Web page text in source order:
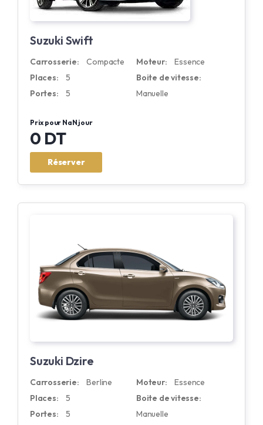
Suzuki Swift
Carrosserie:
Compacte
Places:
5
Portes:
5
Moteur:
Essence
Boite de vitesse:
Manuelle
Prix pour NaN jour
0 DT
Réserver
Suzuki Dzire
Carrosserie:
Berline
Places:
5
Portes:
5
Moteur:
Essence
Boite de vitesse:
Manuelle